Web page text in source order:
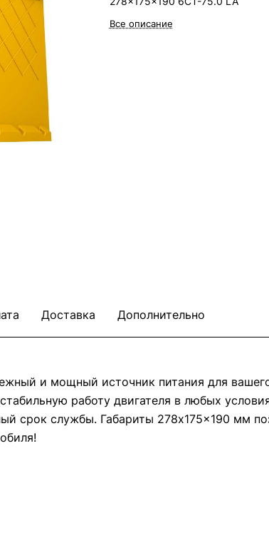
Все описание
Доставка Дополнительно
и мощный источник питания для
работу двигателя в любых
срок службы. Габариты 278x175x190 мм